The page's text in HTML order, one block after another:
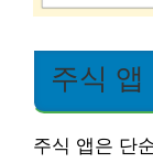
주식 앱
주식 앱은 단